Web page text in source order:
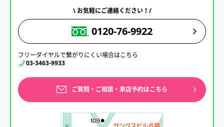
\ お気軽にご連絡ください！/
0120-76-9922
フリーダイヤルで繋がりにくい場合はこちら
03-3463-9933
ご質問・ご相談・来店予約はこちら